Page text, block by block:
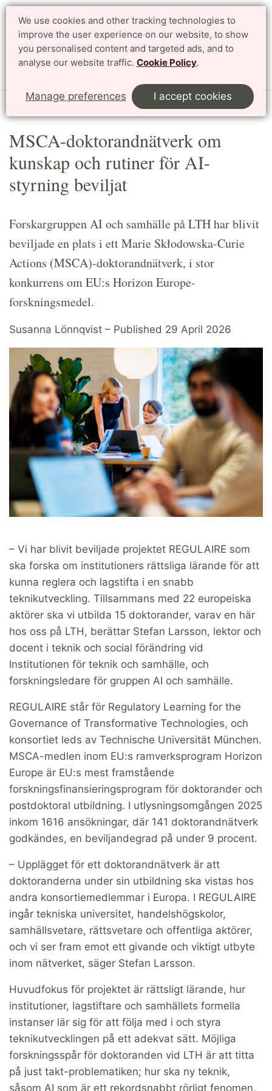
We use cookies and other tracking technologies to
improve the user experience on our website, to show
you personalised content and targeted ads, and to
analyse our website traffic. Cookie Policy.
Manage preferences I accept cookies
Search Svenska
Start Article
MSCA-doktorandnätverk om
kunskap och rutiner för AI-
styrning beviljat
Forskargruppen AI och samhälle på LTH har blivit
beviljade en plats i ett Marie Skłodowska-Curie
Actions (MSCA)-doktorandnätverk, i stor
konkurrens om EU:s Horizon Europe-
forskningsmedel.
Susanna Lönnqvist – Published 29 April 2026
– Vi har blivit beviljade projektet REGULAIRE som
ska forska om institutioners rättsliga lärande för att
kunna reglera och lagstifta i en snabb
teknikutveckling. Tillsammans med 22 europeiska
aktörer ska vi utbilda 15 doktorander, varav en här
hos oss på LTH, berättar Stefan Larsson, lektor och
docent i teknik och social förändring vid
Institutionen för teknik och samhälle, och
forskningsledare för gruppen AI och samhälle.
REGULAIRE står för Regulatory Learning for the
Governance of Transformative Technologies, och
konsortiet leds av Technische Universität München.
MSCA-medlen inom EU:s ramverksprogram Horizon
Europe är EU:s mest framstående
forskningsfinansieringsprogram för doktorander och
postdoktoral utbildning. I utlysningsomgången 2025
inkom 1616 ansökningar, där 141 doktorandnätverk
godkändes, en beviljandegrad på under 9 procent.
– Upplägget för ett doktorandnätverk är att
doktoranderna under sin utbildning ska vistas hos
andra konsortiemedlemmar i Europa. I REGULAIRE
ingår tekniska universitet, handelshögskolor,
samhällsvetare, rättsvetare och offentliga aktörer,
och vi ser fram emot ett givande och viktigt utbyte
inom nätverket, säger Stefan Larsson.
Huvudfokus för projektet är rättsligt lärande, hur
institutioner, lagstiftare och samhällets formella
instanser lär sig för att följa med i och styra
teknikutvecklingen på ett adekvat sätt. Möjliga
forskningsspår för doktoranden vid LTH är att titta
på just takt-problematiken; hur ska ny teknik,
såsom AI som är ett rekordsnabbt rörligt fenomen,